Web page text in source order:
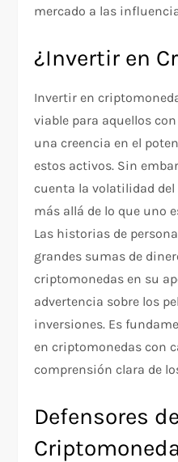
mercado a las
¿Invertir en
Invertir en
viable para aquellos
una creencia en el
estos activos. Sin
cuenta la volatilidad
más allá de lo que uno
Las historias de
grandes sumas de
criptomonedas en su
advertencia sobre los
inversiones. Es
en criptomonedas con
comprensión clara de
Defensores